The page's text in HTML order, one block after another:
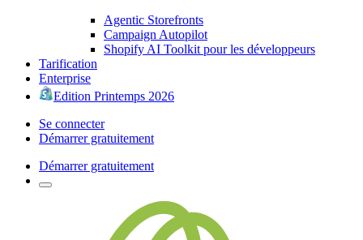
Agentic Storefronts
Campaign Autopilot
Shopify AI Toolkit pour les développeurs
Tarification
Enterprise
Edition Printemps 2026
Se connecter
Démarrer gratuitement
Démarrer gratuitement